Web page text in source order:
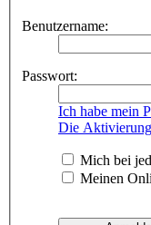
Benutzername:
Passwort:
Ich habe mein
Die
Mich bei
Meinen